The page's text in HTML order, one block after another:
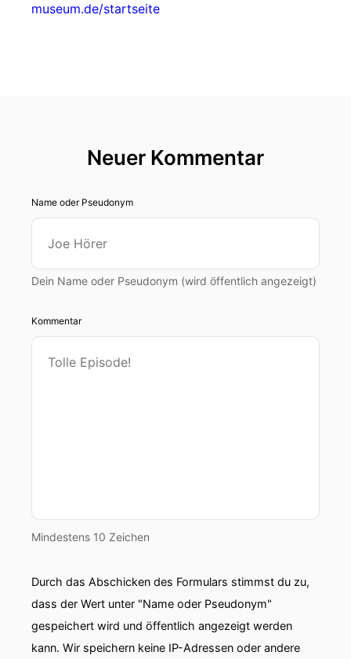
museum.de/startseite
Neuer Kommentar
Name oder Pseudonym
Dein Name oder Pseudonym (wird öffentlich angezeigt)
Kommentar
Mindestens 10 Zeichen
Durch das Abschicken des Formulars stimmst du zu,
dass der Wert unter "Name oder Pseudonym"
gespeichert wird und öffentlich angezeigt werden
kann. Wir speichern keine IP-Adressen oder andere